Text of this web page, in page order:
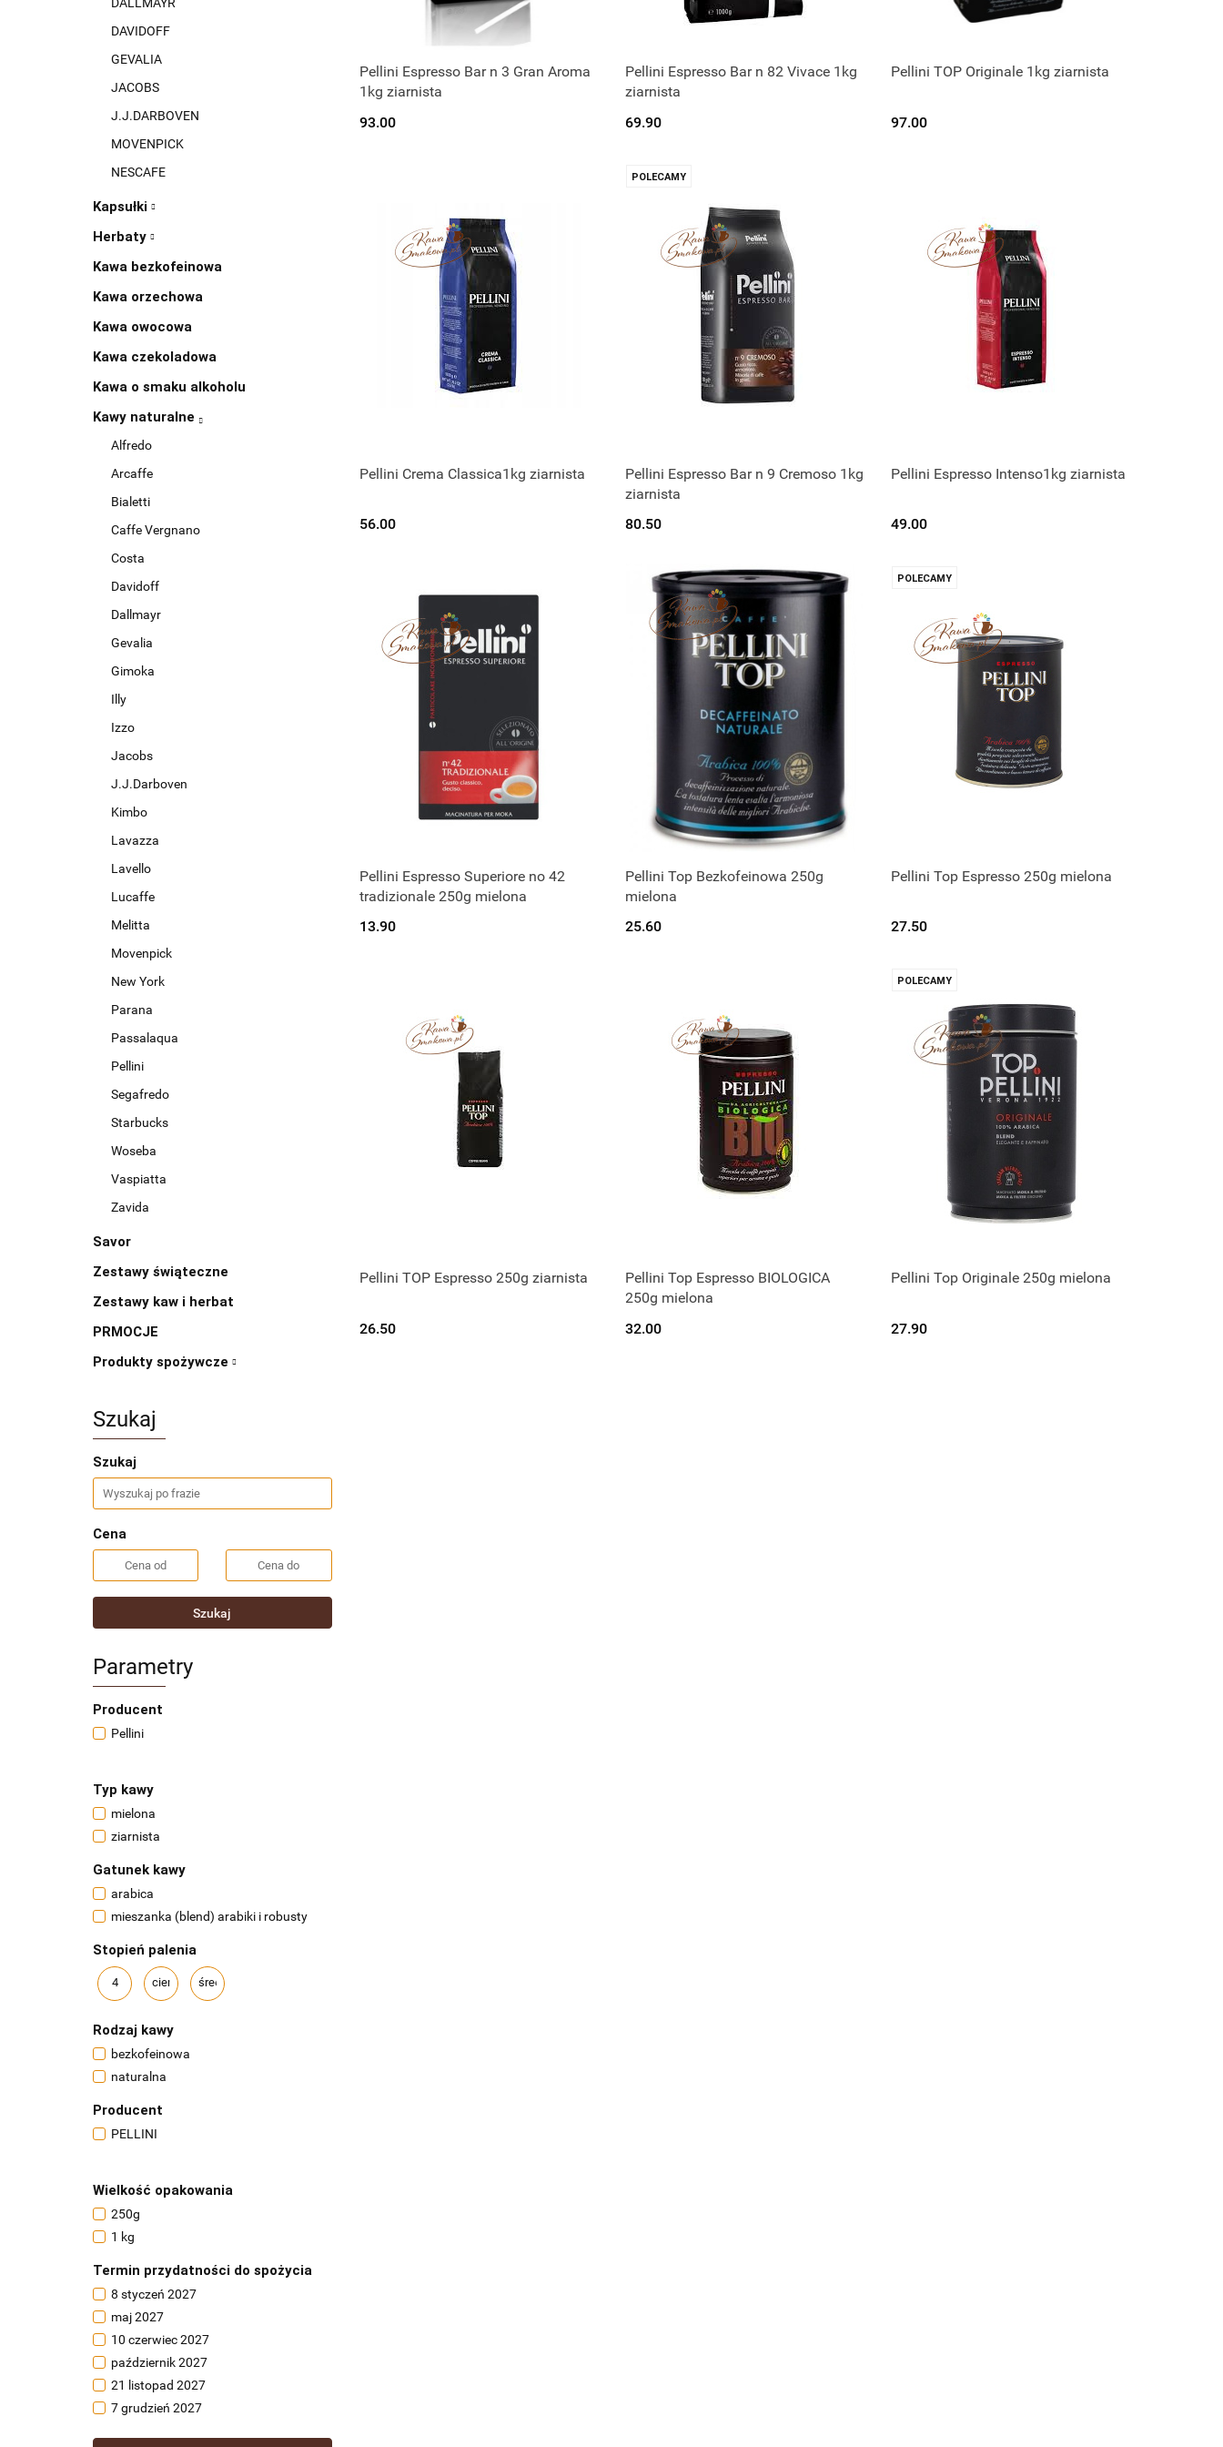
DAVIDOFF
GEVALIA
JACOBS
J.J.DARBOVEN
MOVENPICK
NESCAFE
Kapsułki
Herbaty
Kawa bezkofeinowa
Kawa orzechowa
Kawa owocowa
Kawa czekoladowa
Kawa o smaku alkoholu
Kawy naturalne
Alfredo
Arcaffe
Bialetti
Caffe Vergnano
Costa
Davidoff
Dallmayr
Gevalia
Gimoka
Illy
Izzo
Jacobs
J.J.Darboven
Kimbo
Lavazza
Lavello
Lucaffe
Melitta
Movenpick
New York
Parana
Passalaqua
Pellini
Segafredo
Starbucks
Woseba
Vaspiatta
Zavida
Savor
Zestawy świąteczne
Zestawy kaw i herbat
PRMOCJE
Produkty spożywcze
Szukaj
Szukaj
Cena
Szukaj
Parametry
Producent
Pellini
Typ kawy
mielona
ziarnista
Gatunek kawy
arabica
mieszanka (blend) arabiki i robusty
Stopień palenia
4 ciemny średni
Rodzaj kawy
bezkofeinowa
naturalna
Producent
PELLINI
Wielkość opakowania
250g
1 kg
Termin przydatności do spożycia
8 styczeń 2027
maj 2027
10 czerwiec 2027
październik 2027
21 listopad 2027
7 grudzień 2027
Pellini Espresso Bar n 3 Gran Aroma
1kg ziarnista
93.00
Pellini Espresso Bar n 82 Vivace 1kg
ziarnista
69.90
Pellini TOP Originale 1kg ziarnista
97.00
Czekamy na dostawę.
Pellini Crema Classica1kg ziarnista
56.00
POLECAMY
Czekamy na dostawę.
Pellini Espresso Bar n 9 Cremoso 1kg
ziarnista
80.50
Czekamy na dostawę.
Pellini Espresso Intenso1kg ziarnista
49.00
Czekamy na dostawę.
Pellini Espresso Superiore no 42
tradizionale 250g mielona
13.90
Czekamy na dostawę.
Pellini Top Bezkofeinowa 250g
mielona
25.60
POLECAMY
Czekamy na dostawę.
Pellini Top Espresso 250g mielona
27.50
Czekamy na dostawę.
Pellini TOP Espresso 250g ziarnista
26.50
Czekamy na dostawę.
Pellini Top Espresso BIOLOGICA
250g mielona
32.00
POLECAMY
Czekamy na dostawę.
Pellini Top Originale 250g mielona
27.90